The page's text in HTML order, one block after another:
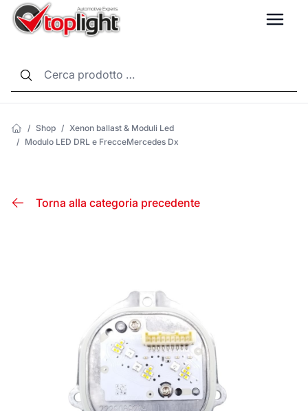
/ Shop / Xenon ballast & Moduli Led
/ Modulo LED DRL e FrecceMercedes Dx
Torna alla categoria precedente